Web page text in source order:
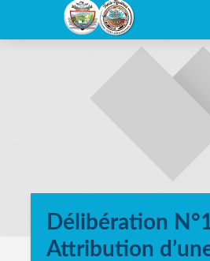
Délibération
Attribution